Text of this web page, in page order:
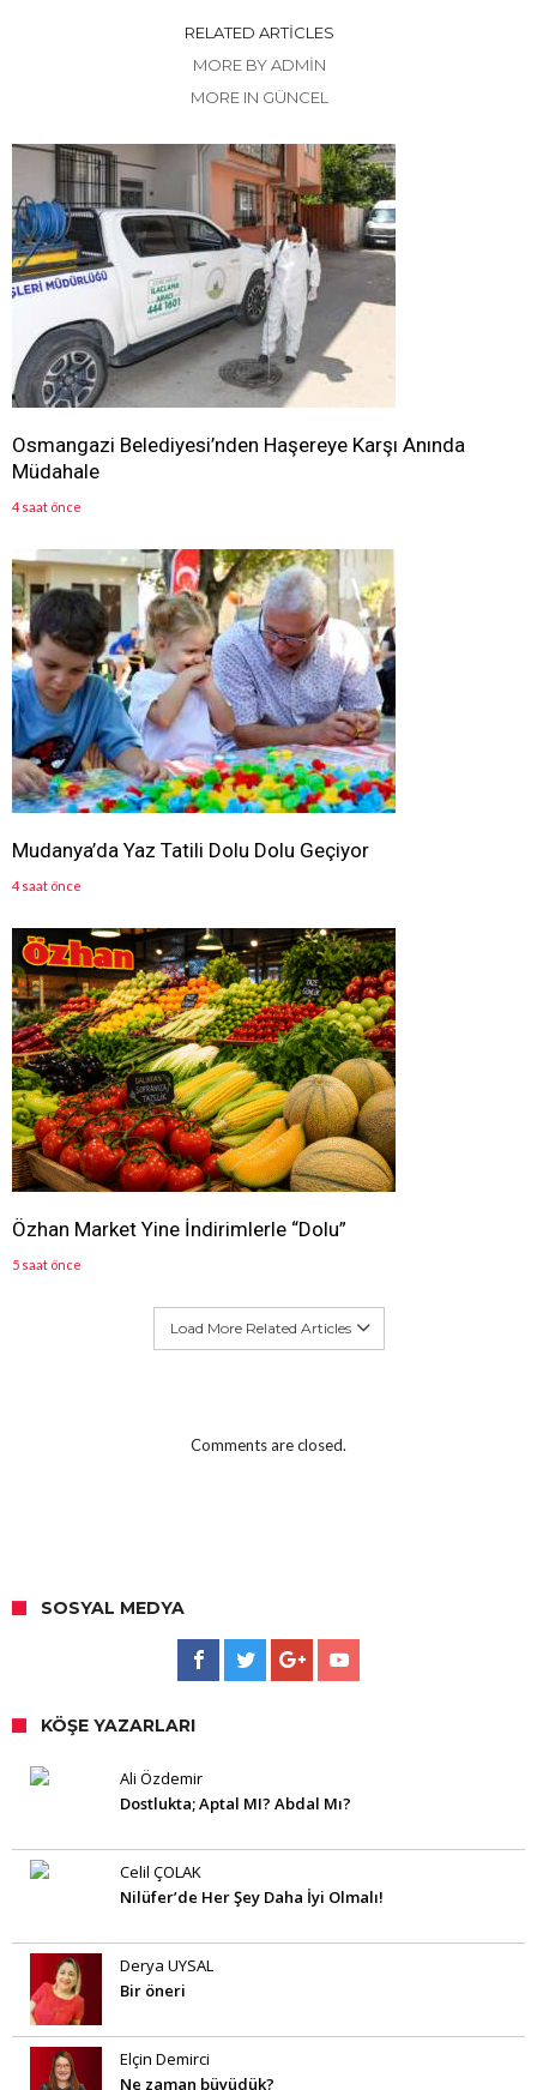
RELATED ARTICLES
MORE BY ADMIN
MORE IN GÜNCEL
Osmangazi Belediyesi’nden Haşereye Karşı Anında
Müdahale
4 saat önce
Mudanya’da Yaz Tatili Dolu Dolu Geçiyor
4 saat önce
Özhan Market Yine İndirimlerle “Dolu”
5 saat önce
Load More Related Articles
Comments are closed.
SOSYAL MEDYA
KÖŞE YAZARLARI
Ali Özdemir
Dostlukta; Aptal MI? Abdal Mı?
Celil ÇOLAK
Nilüfer’de Her Şey Daha İyi Olmalı!
Derya UYSAL
Bir öneri
Elçin Demirci
Ne zaman büyüdük?